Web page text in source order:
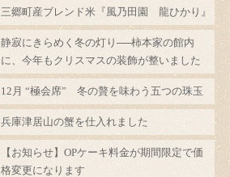
三郷町産ブレンド米『風乃田園 龍ひかり』
静寂にきらめく冬の灯り──柿本家の館内
に、今年もクリスマスの装飾が整いました
12月 “極会席” 冬の贅を味わう五つの珠玉
兵庫津居山の蟹を仕入れました
【お知らせ】OPケーキ料金が期間限定で価
格変更になります